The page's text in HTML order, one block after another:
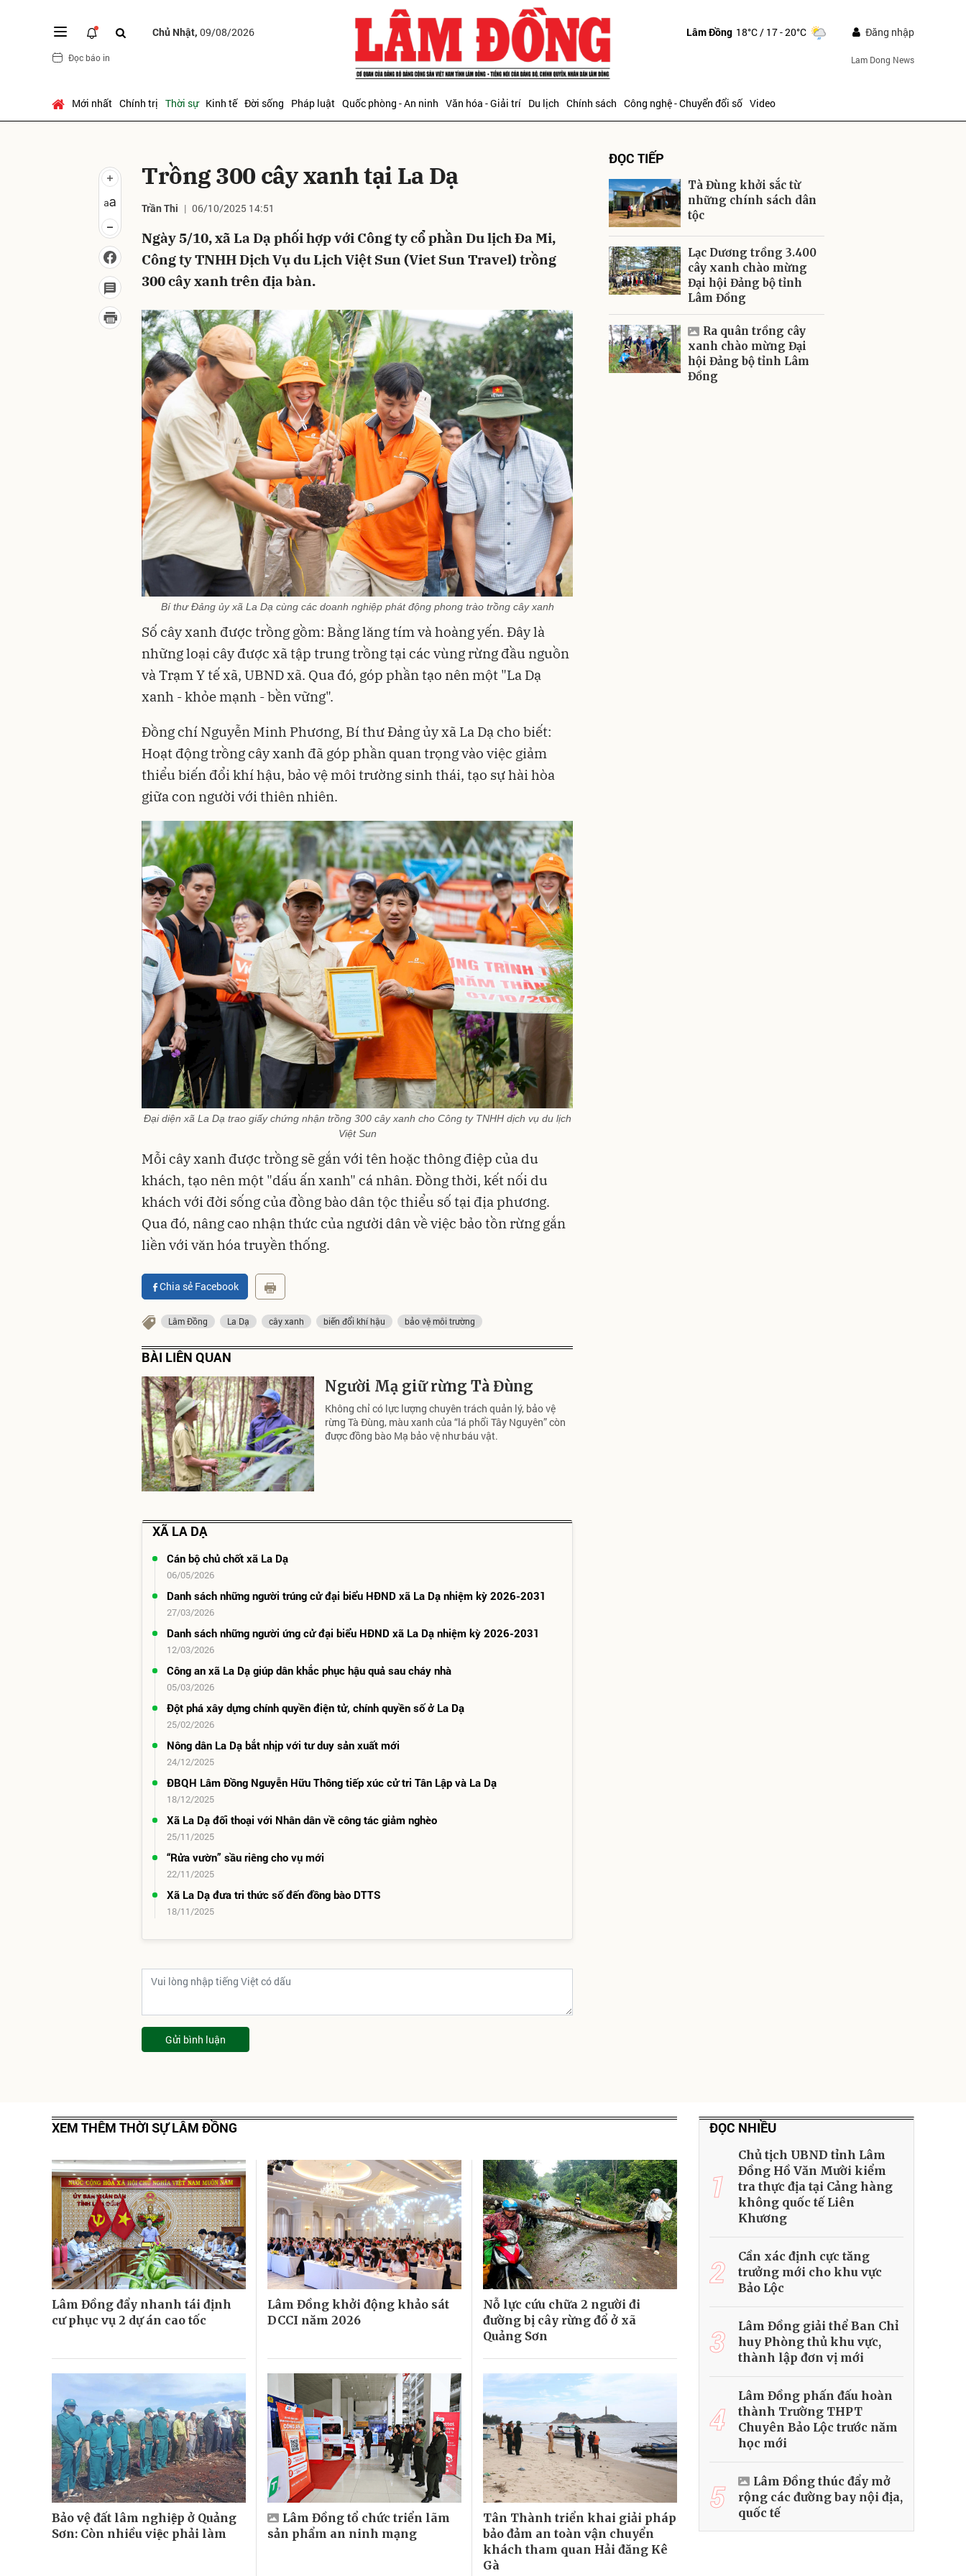
Chủ Nhật, 09/08/2026
Đọc báo in
Lâm Đồng 18°C/ 17 - 20°C Đăng nhập
Lam Dong News
Mới nhất Chính trị Thời sự Kinh tế Đời sống Pháp luật Quốc phòng - An ninh Văn hóa - Giải trí Du lịch Chính sách Công nghệ - Chuyển đổi số Video
Trồng 300 cây xanh tại La Dạ
Trần Thi 06/10/2025 14:51
Ngày 5/10, xã La Dạ phối hợp với Công ty cổ phần Du lịch Đa Mi,
Công ty TNHH Dịch Vụ du Lịch Việt Sun (Viet Sun Travel) trồng
300 cây xanh trên địa bàn.
Bí thư Đảng ủy xã La Dạ cùng các doanh nghiệp phát động phong trào trồng cây xanh
Số cây xanh được trồng gồm: Bằng lăng tím và hoàng yến. Đây là
những loại cây được xã tập trung trồng tại các vùng rừng đầu nguồn
và Trạm Y tế xã, UBND xã. Qua đó, góp phần tạo nên một "La Dạ
xanh - khỏe mạnh - bền vững".
Đồng chí Nguyễn Minh Phương, Bí thư Đảng ủy xã La Dạ cho biết:
Hoạt động trồng cây xanh đã góp phần quan trọng vào việc giảm
thiểu biến đổi khí hậu, bảo vệ môi trường sinh thái, tạo sự hài hòa
giữa con người với thiên nhiên.
Đại diện xã La Dạ trao giấy chứng nhận trồng 300 cây xanh cho Công ty TNHH dịch vụ du lịch
Việt Sun
Mỗi cây xanh được trồng sẽ gắn với tên hoặc thông điệp của du
khách, tạo nên một "dấu ấn xanh" cá nhân. Đồng thời, kết nối du
khách với đời sống của đồng bào dân tộc thiểu số tại địa phương.
Qua đó, nâng cao nhận thức của người dân về việc bảo tồn rừng gắn
liền với văn hóa truyền thống.
Chia sẻ Facebook
Lâm Đồng La Dạ cây xanh biến đổi khí hậu bảo vệ môi trường
BÀI LIÊN QUAN
Người Mạ giữ rừng Tà Đùng
Không chỉ có lực lượng chuyên trách quản lý, bảo vệ
rừng Tà Đùng, màu xanh của “lá phổi Tây Nguyên” còn
được đồng bào Mạ bảo vệ như báu vật.
XÃ LA DẠ
Cán bộ chủ chốt xã La Dạ
06/05/2026
Danh sách những người trúng cử đại biểu HĐND xã La Dạ nhiệm kỳ 2026-2031
27/03/2026
Danh sách những người ứng cử đại biểu HĐND xã La Dạ nhiệm kỳ 2026-2031
12/03/2026
Công an xã La Dạ giúp dân khắc phục hậu quả sau cháy nhà
05/03/2026
Đột phá xây dựng chính quyền điện tử, chính quyền số ở La Dạ
25/02/2026
Nông dân La Dạ bắt nhịp với tư duy sản xuất mới
24/12/2025
ĐBQH Lâm Đồng Nguyễn Hữu Thông tiếp xúc cử tri Tân Lập và La Dạ
18/12/2025
Xã La Dạ đối thoại với Nhân dân về công tác giảm nghèo
25/11/2025
“Rửa vườn” sầu riêng cho vụ mới
22/11/2025
Xã La Dạ đưa tri thức số đến đồng bào DTTS
18/11/2025
Gửi bình luận
ĐỌC TIẾP
Tà Đùng khởi sắc từ
những chính sách dân
tộc
Lạc Dương trồng 3.400
cây xanh chào mừng
Đại hội Đảng bộ tỉnh
Lâm Đồng
Ra quân trồng cây
xanh chào mừng Đại
hội Đảng bộ tỉnh Lâm
Đồng
XEM THÊM THỜI SỰ LÂM ĐỒNG
Lâm Đồng đẩy nhanh tái định
cư phục vụ 2 dự án cao tốc
Lâm Đồng khởi động khảo sát
DCCI năm 2026
Nỗ lực cứu chữa 2 người đi
đường bị cây rừng đổ ở xã
Quảng Sơn
Bảo vệ đất lâm nghiệp ở Quảng
Sơn: Còn nhiều việc phải làm
Lâm Đồng tổ chức triển lãm
sản phẩm an ninh mạng
Tân Thành triển khai giải pháp
bảo đảm an toàn vận chuyển
khách tham quan Hải đăng Kê
Gà
ĐỌC NHIỀU
1
Chủ tịch UBND tỉnh Lâm
Đồng Hồ Văn Mười kiểm
tra thực địa tại Cảng hàng
không quốc tế Liên
Khương
2
Cần xác định cực tăng
trưởng mới cho khu vực
Bảo Lộc
3
Lâm Đồng giải thể Ban Chỉ
huy Phòng thủ khu vực,
thành lập đơn vị mới
4
Lâm Đồng phấn đấu hoàn
thành Trường THPT
Chuyên Bảo Lộc trước năm
học mới
5
Lâm Đồng thúc đẩy mở
rộng các đường bay nội địa,
quốc tế
Gửi bình luận
Gửi